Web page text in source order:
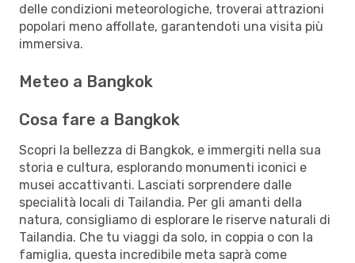
delle condizioni meteorologiche, troverai attrazioni
popolari meno affollate, garantendoti una visita più
immersiva.
Meteo a Bangkok
Cosa fare a Bangkok
Scopri la bellezza di Bangkok, e immergiti nella sua
storia e cultura, esplorando monumenti iconici e
musei accattivanti. Lasciati sorprendere dalle
specialità locali di Tailandia. Per gli amanti della
natura, consigliamo di esplorare le riserve naturali di
Tailandia. Che tu viaggi da solo, in coppia o con la
famiglia, questa incredibile meta saprà come